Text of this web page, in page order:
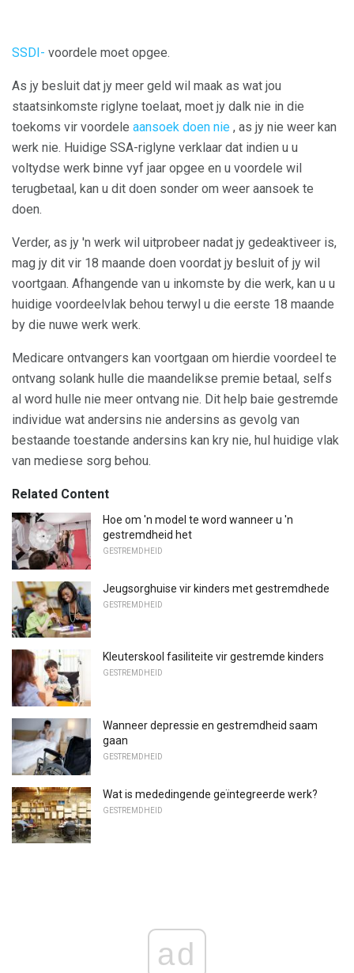
SSDI- voordele moet opgee.
As jy besluit dat jy meer geld wil maak as wat jou
staatsinkomste riglyne toelaat, moet jy dalk nie in die
toekoms vir voordele aansoek doen nie , as jy nie weer kan
werk nie. Huidige SSA-riglyne verklaar dat indien u u
voltydse werk binne vyf jaar opgee en u voordele wil
terugbetaal, kan u dit doen sonder om weer aansoek te
doen.
Verder, as jy 'n werk wil uitprobeer nadat jy gedeaktiveer is,
mag jy dit vir 18 maande doen voordat jy besluit of jy wil
voortgaan. Afhangende van u inkomste by die werk, kan u u
huidige voordeelvlak behou terwyl u die eerste 18 maande
by die nuwe werk werk.
Medicare ontvangers kan voortgaan om hierdie voordeel te
ontvang solank hulle die maandelikse premie betaal, selfs
al word hulle nie meer ontvang nie. Dit help baie gestremde
individue wat andersins nie andersins as gevolg van
bestaande toestande andersins kan kry nie, hul huidige vlak
van mediese sorg behou.
Related Content
Hoe om 'n model te word wanneer u 'n
gestremdheid het
GESTREMDHEID
Jeugsorghuise vir kinders met gestremdhede
GESTREMDHEID
Kleuterskool fasiliteite vir gestremde kinders
GESTREMDHEID
Wanneer depressie en gestremdheid saam
gaan
GESTREMDHEID
Wat is mededingende geïntegreerde werk?
GESTREMDHEID
ad